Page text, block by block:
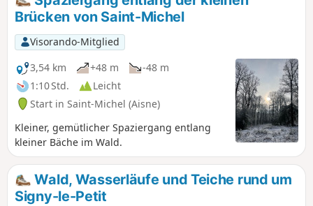
Unterwegs begegnet man auch einigen Elementen des
lokalen Kulturerbes und kleinen Weilern, die der Strecke
einen authentischen Charakter verleihen. Die kleinen Bäche
und der Kanal sorgen für eine ruhige und kühle
Atmosphäre, die besonders im Sommer sehr angenehm ist.
Eine abwechslungsreiche und leicht begehbare Route, ideal
für einen gemütlichen Ausflug in die Natur.
Brücken von Saint-Michel
Visorando-Mitglied
3,54 km
+48 m
-48 m
1:10 Std.
Leicht
Start in Saint-Michel (Aisne)
Kleiner, gemütlicher Spaziergang entlang
kleiner Bäche im Wald.
Wald, Wasserläufe und Teiche rund um
Signy-le-Petit